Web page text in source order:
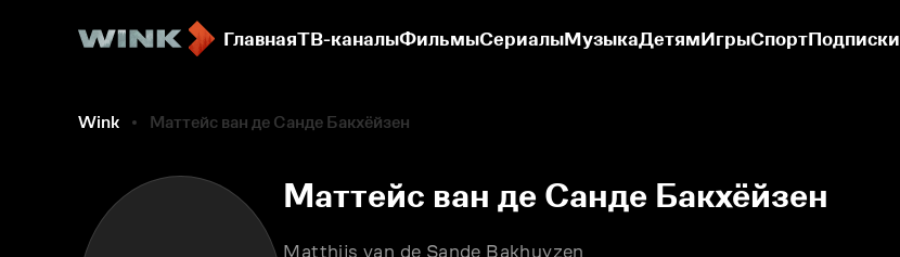
ГлавнаяТВ-каналыФильмыСериалыМузыкаДетямИгрыСпортПодписки
Wink Маттейс ван де Санде Бакхёйзен
Маттейс ван де Санде Бакхёйзен
Matthijs van de Sande Bakhuyzen